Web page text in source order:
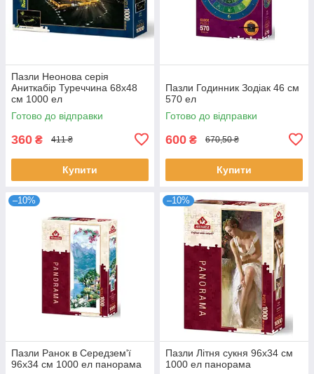
Пазли Неонова серія
Аниткабір Туреччина 68х48
см 1000 ел
Готово до відправки
360 ₴ 411 ₴
Купити
Пазли Годинник Зодіак 46 см
570 ел
Готово до відправки
600 ₴ 670,50 ₴
Купити
–10%
Пазли Ранок в Середзем'ї
96х34 см 1000 ел панорама
–10%
Пазли Літня сукня 96х34 см
1000 ел панорама